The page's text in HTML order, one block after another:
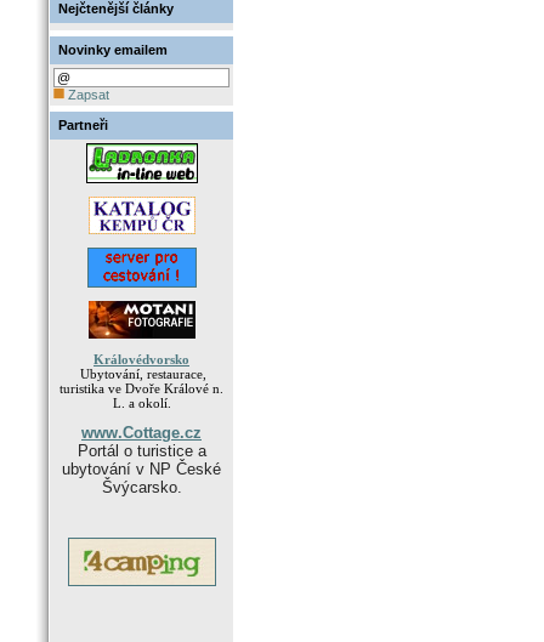
Nejčtenější články
Novinky emailem
Zapsat
Partneři
Královédvorsko
Ubytování, restaurace,
turistika ve Dvoře Králové n.
L. a okolí.
www.Cottage.cz
Portál o turistice a
ubytování v NP České
Švýcarsko.